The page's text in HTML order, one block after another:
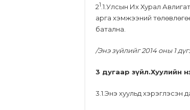
21.1.Улсын Их Хурал
арга хэмжээний
батална.
/Энэ зүйлийг 2014 оны 1
3 дугаар зүйл.Хуулийн
3.1.Энэ хуульд хэрэглэсэн